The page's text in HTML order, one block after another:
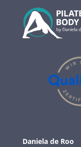
Daniela de Roo